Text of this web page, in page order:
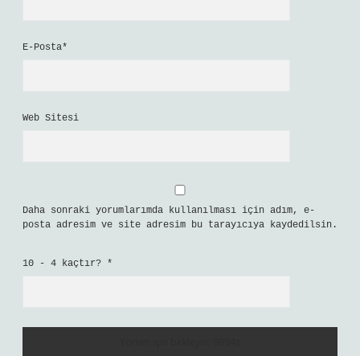
E-Posta*
Web Sitesi
Daha sonraki yorumlarımda kullanılması için adım, e-
posta adresim ve site adresim bu tarayıcıya kaydedilsin.
10 - 4 kaçtır? *